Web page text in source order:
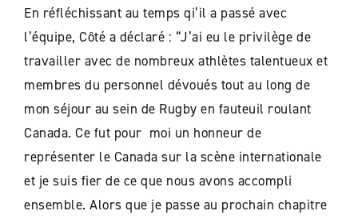
En réfléchissant au temps qi’il a passé avec
l’équipe, Côté a déclaré : “J’ai eu le privilège de
travailler avec de nombreux athlètes talentueux et
membres du personnel dévoués tout au long de
mon séjour au sein de Rugby en fauteuil roulant
Canada. Ce fut pour moi un honneur de
représenter le Canada sur la scène internationale
et je suis fier de ce que nous avons accompli
ensemble. Alors que je passe au prochain chapitre